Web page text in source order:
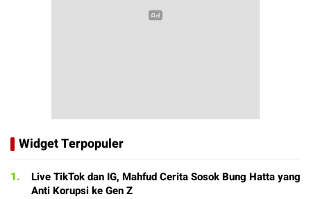
Widget Terpopuler
1.
Live TikTok dan IG, Mahfud Cerita Sosok Bung Hatta yang
Anti Korupsi ke Gen Z